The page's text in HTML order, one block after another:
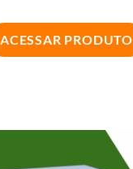
ACESSAR PRODUTO